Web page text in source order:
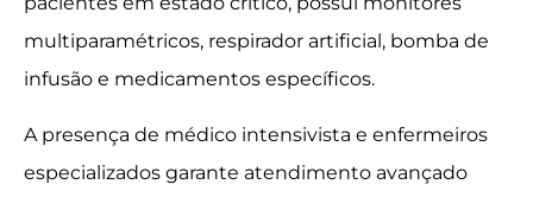
multiparamétricos, respirador artificial, bomba de
infusão e medicamentos específicos.
A presença de médico intensivista e enfermeiros
especializados garante atendimento avançado